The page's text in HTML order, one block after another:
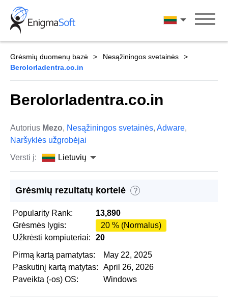
Skip
content
Lietuvių
Grėsmių duomenų bazė
Nesąžiningos svetainės
Berolorladentra.co.in
Berolorladentra.co.in
Autorius Mezo, Nesąžiningos svetainės, Adware,
Naršyklės užgrobėjai
Versti į:
Lietuvių
Grėsmių rezultatų kortelė ?
Popularity Rank:
13,890
Grėsmės lygis:
20 % (Normalus)
Užkrėsti kompiuteriai:
20
Pirmą kartą pamatytas:
May 22, 2025
Paskutinį kartą matytas:
April 26, 2026
Paveikta (-os) OS:
Windows